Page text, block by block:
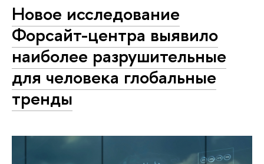
Новое исследование
Форсайт-центра выявило
наиболее разрушительные
для человека глобальные
тренды